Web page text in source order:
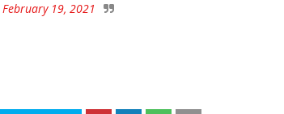
February 19, 2021